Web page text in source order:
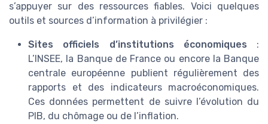
s’appuyer sur des ressources fiables. Voici quelques
outils et sources d’information à privilégier :
Sites officiels d’institutions économiques :
L’INSEE, la Banque de France ou encore la Banque
centrale européenne publient régulièrement des
rapports et des indicateurs macroéconomiques.
Ces données permettent de suivre l’évolution du
PIB, du chômage ou de l’inflation.